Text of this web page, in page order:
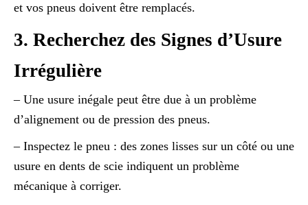
et vos pneus doivent être remplacés.
3. Recherchez des Signes d’Usure
Irrégulière
– Une usure inégale peut être due à un problème
d’alignement ou de pression des pneus.
– Inspectez le pneu : des zones lisses sur un côté ou une
usure en dents de scie indiquent un problème
mécanique à corriger.